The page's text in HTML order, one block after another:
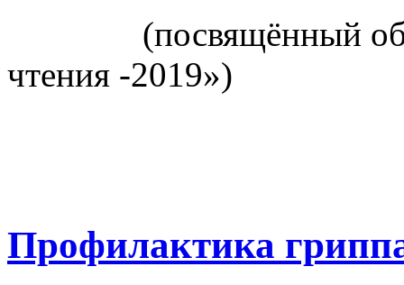
(посвящённый
чтения -2019»)
Профилактика